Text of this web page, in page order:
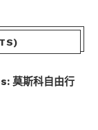
莫斯科自由行